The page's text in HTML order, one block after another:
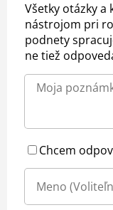
Všetky otázky a
nástrojom pri
podnety
ne tiež
Chcem